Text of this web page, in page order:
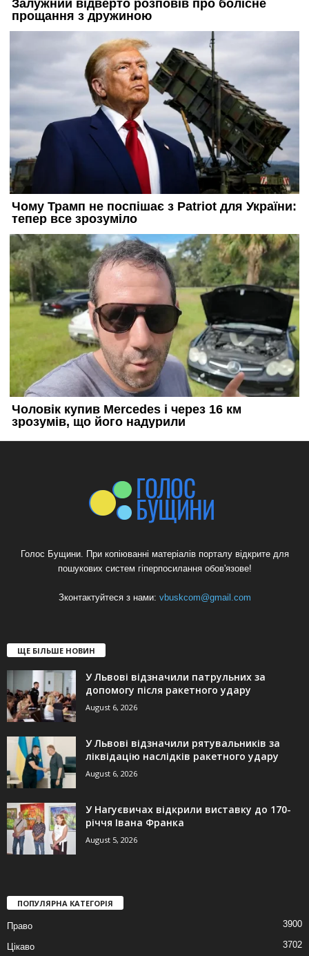
Голос Бущини. При копіюванні матеріалів порталу відкрите для
пошукових систем гіперпосилання обов'язове!
Зконтактуйтеся з нами: vbuskcom@gmail.com
ЩЕ БІЛЬШЕ НОВИН
У Львові відзначили патрульних за
допомогу після ракетного удару
August 6, 2026
У Львові відзначили рятувальників за
ліквідацію наслідків ракетного удару
August 6, 2026
У Нагуєвичах відкрили виставку до 170-
річчя Івана Франка
August 5, 2026
ПОПУЛЯРНА КАТЕГОРІЯ
Право 3900
Цікаво 3702